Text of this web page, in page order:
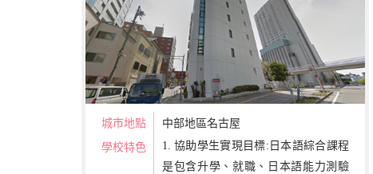
城市地點
中部地區名古屋
學校特色
1. 協助學生實現目標:日本語綜合課程
是包含升學、就職、日本語能力測驗